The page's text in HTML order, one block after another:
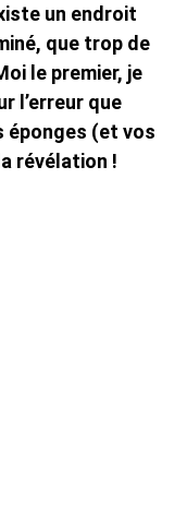
un endroit
que trop de
le premier, je
l’erreur que
éponges (et vos
révélation !